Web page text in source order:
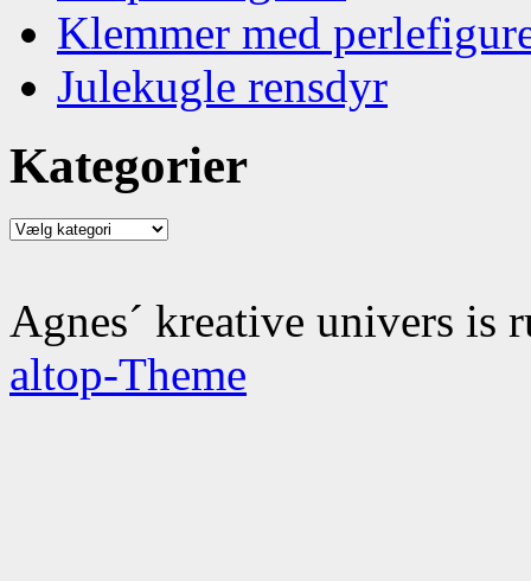
Klemmer med
Julekugle rensdyr
Kategorier
Kategorier
Agnes´ kreative univers
altop-Theme